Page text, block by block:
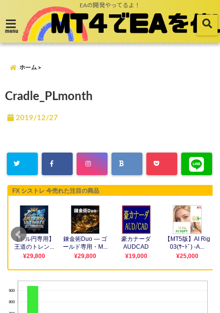
EAの開発やってるよ！
menu
ホーム
Cradle_PLmonth
2019/12/27